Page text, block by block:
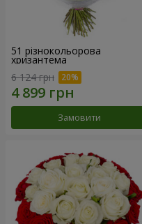
51 різнокольорова
хризантема
6 124 грн
Замовити